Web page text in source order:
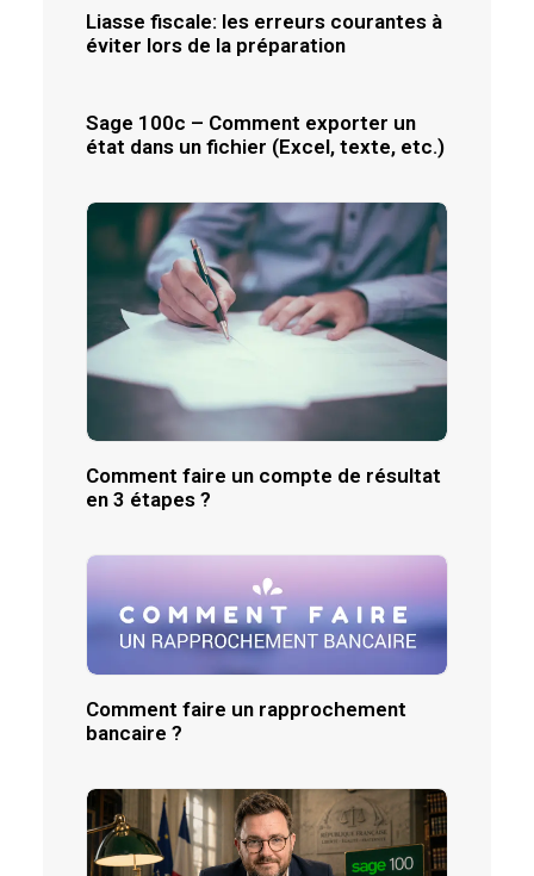
Liasse fiscale: les erreurs courantes à
éviter lors de la préparation
Sage 100c – Comment exporter un
état dans un fichier (Excel, texte, etc.)
Comment faire un compte de résultat
en 3 étapes ?
Comment faire un rapprochement
bancaire ?